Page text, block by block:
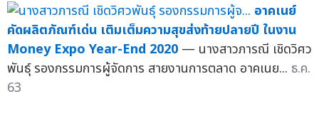
อาคเนย์
คัดผลิตภัณฑ์เด่น เติมเต็มความสุขส่งท้ายปลายปี ในงาน
Money Expo Year-End 2020 — นางสาวภารณี เชิดวิศว
พันธุ์ รองกรรมการผู้จัดการ สายงานการตลาด อาคเนย... ธ.ค.
63